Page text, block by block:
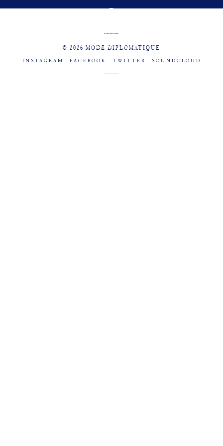
© 2026 MODE DIPLOMATIQUE
INSTAGRAM FACEBOOK TWITTER SOUNDCLOUD